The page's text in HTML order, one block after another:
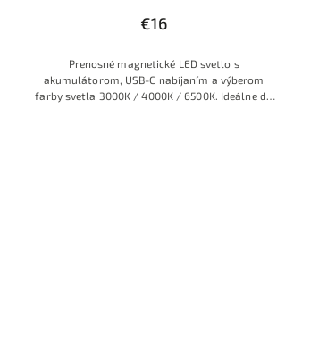
€16
Prenosné magnetické LED svetlo s
akumulátorom, USB-C nabíjaním a výberom
farby svetla 3000K / 4000K / 6500K. Ideálne do